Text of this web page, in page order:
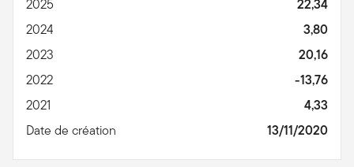
2025
22,34
2024
3,80
2023
20,16
2022
-13,76
2021
4,33
Date de création
13/11/2020